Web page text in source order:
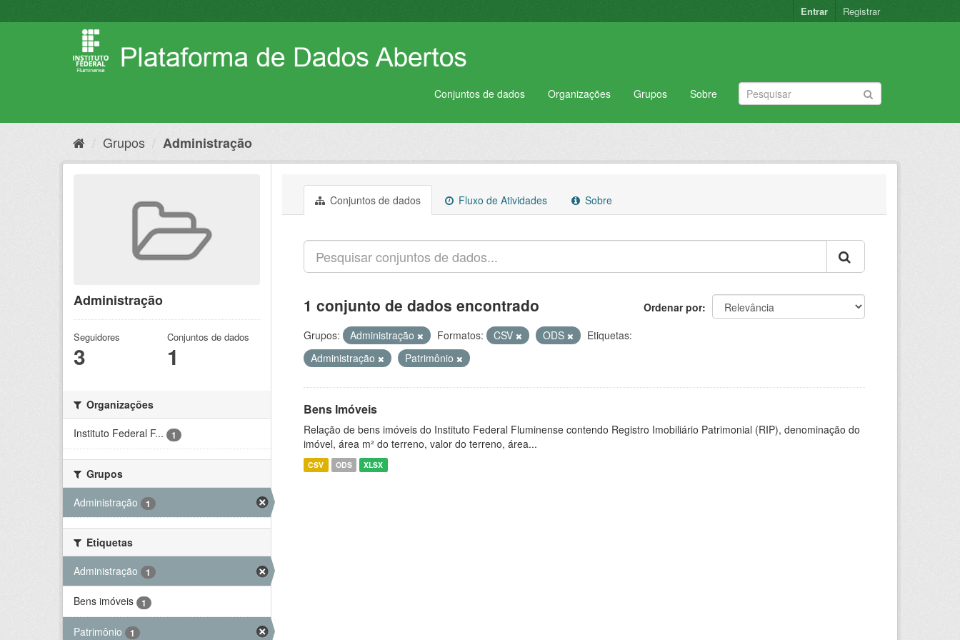
para
Entrar Registrar
Conjuntos de dados Organizações Grupos Sobre
Grupos Administração
Administração
Seguidores
3
Conjuntos de dados
1
Organizações
Instituto Federal F...
1
Grupos
Administração
1
Etiquetas
Administração
1
Bens imóveis 1
Patrimônio 1
Conjuntos de dados Fluxo de Atividades Sobre
Ordenar por
1 conjunto de dados encontrado
Grupos: Administração Formatos: CSV ODS
Etiquetas:
Administração
Patrimônio
Bens Imóveis
Relação de bens imóveis do Instituto Federal Fluminense contendo Registro Imobiliário Patrimonial (RIP), denominação do
imóvel, área m² do terreno, valor do terreno, área...
CSV ODS XLSX